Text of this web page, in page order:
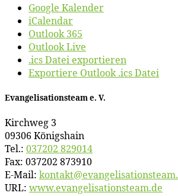
Google Kalender
iCalendar
Outlook 365
Outlook Live
.ics Datei exportieren
Exportiere Outlook .ics Datei
Evan­ge­li­sa­ti­ons­team e. V.
Kirch­weg 3
09306 Königshain
Tel.: 037202 829014
Fax: 037202 873910
E‑Mail:
URL: www​.evan​ge​li​sa​ti​ons​team​.de